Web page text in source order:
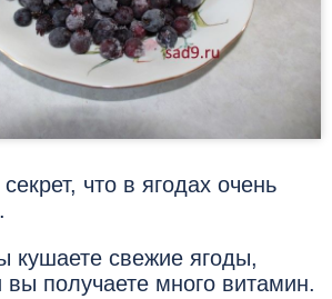
что в ягодах очень
кушаете свежие ягоды,
получаете много витамин.